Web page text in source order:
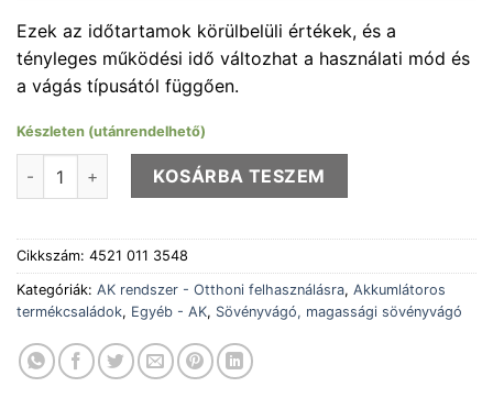
Ezek az időtartamok körülbelüli értékek, és a
tényleges működési idő változhat a használati mód és
a vágás típusától függően.
Készleten (utánrendelhető)
STIHL HSA 50 (AK 10 akkuval és AL 101 töltővel) mennyiség
KOSÁRBA TESZEM
Cikkszám: 4521 011 3548
Kategóriák: AK rendszer - Otthoni felhasználásra, Akkumlátoros
termékcsaládok, Egyéb - AK, Sövényvágó, magassági sövényvágó